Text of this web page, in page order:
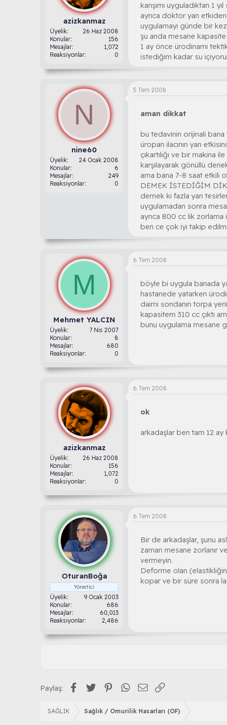
azizkanmaz
Üyelik
26 Haz 2008
Konular
156
Mesajlar
1,072
Reaksiyonlar
0
karışımı uyguladıktan 1
ayrıca doktor yan
uygulamayı günde bir
şu anda mesane
1 ay önce ürodinami
istediğim kadar su
N
nine60
Üyelik
24 Ocak 2008
Konular
6
Mesajlar
249
Reaksiyonlar
0
5 Tem 2008
aman dikkat
bu tedavinin orijinali bana
üropan ilacının yan
çıkartılığı ve bir makina
karşılayarak gönüllü
ama bana 7-8 saat etkili
DEMEK İSTEDİĞİM
demek ki fazla yan
uygulamadan sonra
ayrıca 800 cc lik
ben ce çok iyi takip
M
Mehmet YALCIN
Üyelik
7 Nis 2007
Konular
8
Mesajlar
680
Reaksiyonlar
0
6 Tem 2008
böyle bi uygula banada
hastanede yatarken
daimi sondanın torpa
kapasitem 310 cc çıktı
bunu uygulama mesane
azizkanmaz
Üyelik
26 Haz 2008
Konular
156
Mesajlar
1,072
Reaksiyonlar
0
6 Tem 2008
ok
arkadaşlar ben tam 12
OturanBoğa
Yönetici
Üyelik
9 Ocak 2003
Konular
686
Mesajlar
60,013
Reaksiyonlar
2,486
6 Tem 2008
Bir de arkadaşlar, şunu
zaman mesane zorlanır
vermeyin.
Deforme olan
kopar ve bir süre sonra
Paylaş: Facebook
Twitter PinterestWhatsApp
E-posta
SAĞLIK Sağlık / Omurilik Hasarları (OF)